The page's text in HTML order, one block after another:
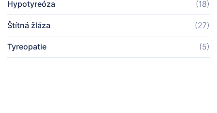
Hypotyreóza (18)
Štítná žláza (27)
Tyreopatie (5)